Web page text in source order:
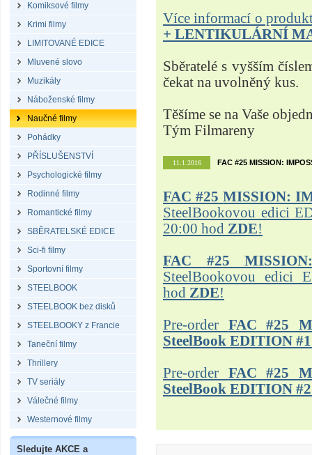
Komiksové filmy
Krimi filmy
LIMITOVANÉ EDICE
Mluvené slovo
Muzikály
Náboženské filmy
Naučné filmy
Pohádky
PŘÍSLUŠENSTVÍ
Psychologické filmy
Rodinné filmy
Romantické filmy
SBĚRATELSKÉ EDICE
Sci-fi filmy
Sportovní filmy
STEELBOOK
STEELBOOK bez disků
STEELBOOKY z Francie
Taneční filmy
Thrillery
TV seriály
Válečné filmy
Westernové filmy
Sledujte AKCE a
Více informací o
+ LENTIKULÁRNÍ
Sběratelé s vyšším
čekat na uvolněný kus.
Těšíme se na Vaše
Tým Filmareny
11.1.2016 FAC #25 MISSION:
FAC #25 MISSION:
SteelBookovou edici
20:00 hod ZDE!
FAC #25
SteelBookovou edici
hod ZDE!
Pre-order FAC #25
SteelBook EDITION #1
Pre-order FAC #25
SteelBook EDITION #2